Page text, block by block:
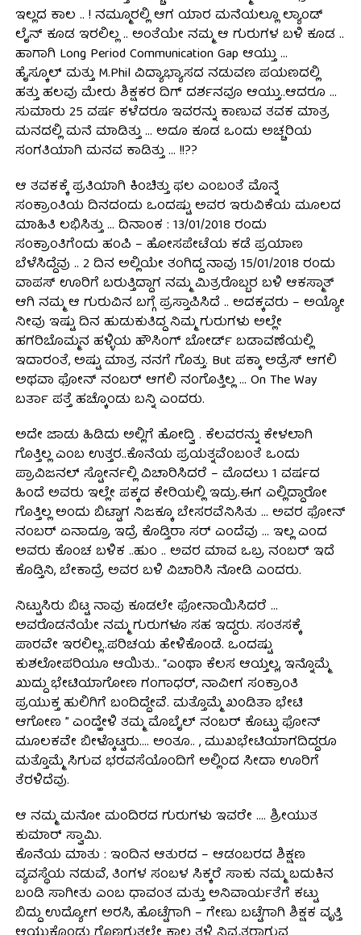
ಇಲ್ಲದ ಕಾಲ .. ! ನಮ್ಮೂರಲ್ಲಿ ಆಗ ಯಾರ ಮನೆಯಲ್ಲೂ ಲ್ಯಾಂಡ್
ಲೈನ್ ಕೂಡ ಇರಲಿಲ್ಲ .. ಅಂತೆಯೇ ನಮ್ಮ ಆ ಗುರುಗಳ ಬಳಿ ಕೂಡ ..
ಹಾಗಾಗಿ Long Period Communication Gap ಆಯ್ತು …
ಹೈಸ್ಕೂಲ್ ಮತ್ತು M.Phil ವಿದ್ಯಾಭ್ಯಾಸದ ನಡುವಣ ಪಯಣದಲ್ಲಿ
ಹತ್ತು ಹಲವು ಮೇರು ಶಿಕ್ಷಕರ ದಿಗ್ ದರ್ಶನವೂ ಆಯ್ತು..ಆದರೂ …
ಸುಮಾರು 25 ವರ್ಷ ಕಳೆದರೂ ಇವರನ್ನು ಕಾಣುವ ತವಕ ಮಾತ್ರ
ಮನದಲ್ಲಿ ಮನೆ ಮಾಡಿತ್ತು … ಅದೂ ಕೂಡ ಒಂದು ಅಚ್ಚರಿಯ
ಸಂಗತಿಯಾಗಿ ಮನವ ಕಾಡಿತ್ತು … !!??
ಆ ತವಕಕ್ಕೆ ಪ್ರತಿಯಾಗಿ ಕಿಂಚಿತ್ತು ಫಲ ಎಂಬಂತೆ ಮೊನ್ನೆ
ಸಂಕ್ರಾಂತಿಯ ದಿನದಂದು ಒಂದಷ್ಟು ಅವರ ಇರುವಿಕೆಯ ಮೂಲದ
ಮಾಹಿತಿ ಲಭಿಸಿತ್ತು … ದಿನಾಂಕ : 13/01/2018 ರಂದು
ಸಂಕ್ರಾಂತಿಗೆಂದು ಹಂಪಿ – ಹೋಸಪೇಟೆಯ ಕಡೆ ಪ್ರಯಾಣ
ಬೆಳೆಸಿದ್ದೆವು .. 2 ದಿನ ಅಲ್ಲಿಯೇ ತಂಗಿದ್ದ ನಾವು 15/01/2018 ರಂದು
ವಾಪಸ್ ಊರಿಗೆ ಬರುತ್ತಿದ್ದಾಗ ನಮ್ಮ ಮಿತ್ರರೊಬ್ಬರ ಬಳಿ ಆಕಸ್ಮಾತ್
ಆಗಿ ನಮ್ಮ ಆ ಗುರುವಿನ ಬಗ್ಗೆ ಪ್ರಸ್ತಾಪಿಸಿದೆ .. ಅದಕ್ಕವರು – ಅಯ್ಯೋ
ನೀವು ಇಷ್ಟು ದಿನ ಹುಡುಕುತಿದ್ದ ನಿಮ್ಮ ಗುರುಗಳು ಅಲ್ಲೇ
ಹಗರಿಬೊಮ್ಮನ ಹಳ್ಳಿಯ ಹೌಸಿಂಗ್ ಬೋರ್ಡ್ ಬಡಾವಣೆಯಲ್ಲಿ
ಇದಾರಂತೆ, ಅಷ್ಟು ಮಾತ್ರ ನನಗೆ ಗೊತ್ತು. But ಪಕ್ಕಾ ಅಡ್ರೆಸ್ ಆಗಲಿ
ಅಥವಾ ಫೋನ್ ನಂಬರ್ ಆಗಲಿ ನಂಗೊತ್ತಿಲ್ಲ … On The Way
ಬರ್ತಾ ಪತ್ತೆ ಹಚ್ಕೊಂಡು ಬನ್ನಿ ಎಂದರು.
ಅದೇ ಜಾಡು ಹಿಡಿದು ಅಲ್ಲಿಗೆ ಹೋದ್ವಿ . ಕೆಲವರನ್ನು ಕೇಳಲಾಗಿ
ಗೊತ್ತಿಲ್ಲ ಎಂಬ ಉತ್ತರ..ಕೊನೆಯ ಪ್ರಯತ್ನವೆಂಬಂತೆ ಒಂದು
ಪ್ರಾವಿಜನಲ್ ಸ್ಟೋರ್ನಲ್ಲಿ ವಿಚಾರಿಸಿದರೆ – ಮೊದಲು 1 ವರ್ಷದ
ಹಿಂದೆ ಅವರು ಇಲ್ಲೇ ಪಕ್ಕದ ಕೇರಿಯಲ್ಲಿ ಇದ್ರು.ಈಗ ಎಲ್ಲಿದ್ದಾರೋ
ಗೊತ್ತಿಲ್ಲ ಅಂದು ಬಿಟ್ಟಾಗ ನಿಜಕ್ಕೂ ಬೇಸರವೆನಿಸಿತು … ಅವರ ಫೋನ್
ನಂಬರ್ ಏನಾದ್ರೂ ಇದ್ರೆ ಕೊಡ್ತಿರಾ ಸರ್ ಎಂದೆವು … ಇಲ್ಲ ಎಂದ
ಅವರು ಕೊಂಚ ಬಳಿಕ ..ಹುಂ .. ಅವರ ಮಾವ ಒಬ್ರ ನಂಬರ್ ಇದೆ
ಕೊಡ್ತಿನಿ, ಬೇಕಾದ್ರೆ ಅವರ ಬಳಿ ವಿಚಾರಿಸಿ ನೋಡಿ ಎಂದರು.
ನಿಟ್ಟುಸಿರು ಬಿಟ್ಟ ನಾವು ಕೂಡಲೇ ಫೋನಾಯಿಸಿದರೆ …
ಅವರೊಡನೆಯೇ ನಮ್ಮ ಗುರುಗಳೂ ಸಹ ಇದ್ದರು. ಸಂತಸಕ್ಕೆ
ಪಾರವೇ ಇರಲಿಲ್ಲ..ಪರಿಚಯ ಹೇಳಿಕೊಂಡೆ. ಒಂದಷ್ಟು
ಕುಶಲೋಪರಿಯೂ ಆಯಿತು.. “ಎಂಥಾ ಕೆಲಸ ಆಯ್ತಲ್ಲ, ಇನ್ನೊಮ್ಮೆ
ಖುದ್ದು ಭೇಟಿಯಾಗೋಣ ಗಂಗಾಧರ್, ನಾವೀಗ ಸಂಕ್ರಾಂತಿ
ಪ್ರಯುಕ್ತ ಹುಲಿಗಿಗೆ ಬಂದಿದ್ದೇವೆ. ಮತ್ತೊಮ್ಮೆ ಖಂಡಿತಾ ಭೇಟಿ
ಆಗೋಣ ” ಎಂದ್ಹೇಳಿ ತಮ್ಮ ಮೊಬೈಲ್ ನಂಬರ್ ಕೊಟ್ಟು ಫೋನ್
ಮೂಲಕವೇ ಬೀಳ್ಕೊಟ್ಟರು…. ಅಂತೂ.. , ಮುಖಭೇಟಿಯಾಗದಿದ್ದರೂ
ಮತ್ತೊಮ್ಮೆ ಸಿಗುವ ಭರವಸೆಯೊಂದಿಗೆ ಅಲ್ಲಿಂದ ಸೀದಾ ಊರಿಗೆ
ತೆರಳಿದೆವು.
ಆ ನಮ್ಮ ಮನೋ ಮಂದಿರದ ಗುರುಗಳು ಇವರೇ …. ಶ್ರೀಯುತ
ಕುಮಾರ್ ಸ್ವಾಮಿ.
ಕೊನೆಯ ಮಾತು : ಇಂದಿನ ಆತುರದ – ಆಡಂಬರದ ಶಿಕ್ಷಣ
ವ್ಯವಸ್ಥೆಯ ನಡುವೆ, ತಿಂಗಳ ಸಂಬಳ ಸಿಕ್ಕರೆ ಸಾಕು ನಮ್ಮ ಬದುಕಿನ
ಬಂಡಿ ಸಾಗೀತು ಎಂಬ ಧಾವಂತ ಮತ್ತು ಅನಿವಾರ್ಯತೆಗೆ ಕಟ್ಟು
ಬಿದ್ದು ಉದ್ಯೋಗ ಅರಸಿ, ಹೊಟ್ಟೆಗಾಗಿ – ಗೇಣು ಬಟ್ಟೆಗಾಗಿ ಶಿಕ್ಷಕ ವೃತ್ತಿ